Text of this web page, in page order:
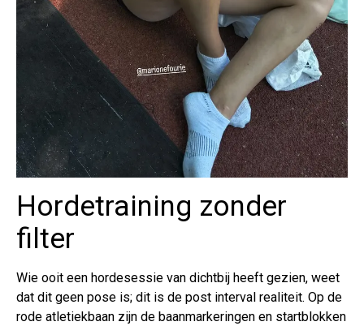
Hordetraining zonder
filter
Wie ooit een hordesessie van dichtbij heeft gezien, weet
dat dit geen pose is; dit is de post interval realiteit. Op de
rode atletiekbaan zijn de baanmarkeringen en startblokken